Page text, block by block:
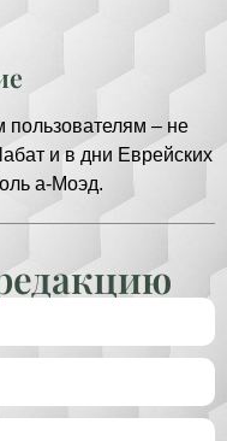
пользователям – не
и в дни Еврейских
а-Моэд.